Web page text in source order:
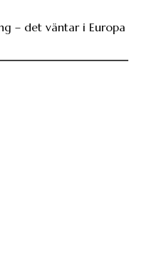
– det väntar i Europa